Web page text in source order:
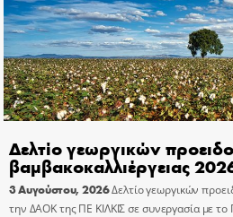
Δελτίο γεωργικών
βαμβακοκαλλιέργειας
3 Αυγούστου, 2026Δελτίο γεωργικών
την ΔΑΟΚ της ΠΕ ΚΙΛΚΙΣ σε συνεργασία με το